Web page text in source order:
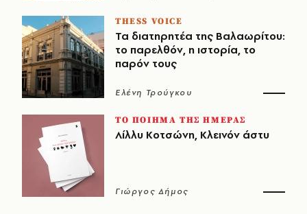
THESS VOICE
Τα διατηρητέα της Βαλαωρίτου:
το παρελθόν, η ιστορία, το
παρόν τους
Ελένη Τρούγκου
ΤΟ ΠΟΙΗΜΑ ΤΗΣ ΗΜΕΡΑΣ
Λίλλυ Κοτσώνη, Κλεινόν άστυ
Γιώργος Δήμος